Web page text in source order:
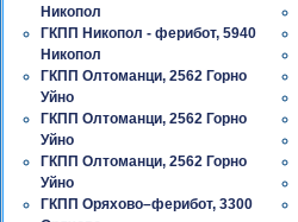
Никопол
ГКПП Никопол - ферибот, 5940
Никопол
ГКПП Олтоманци, 2562 Горно
Уйно
ГКПП Олтоманци, 2562 Горно
Уйно
ГКПП Олтоманци, 2562 Горно
Уйно
ГКПП Оряхово–ферибот, 3300